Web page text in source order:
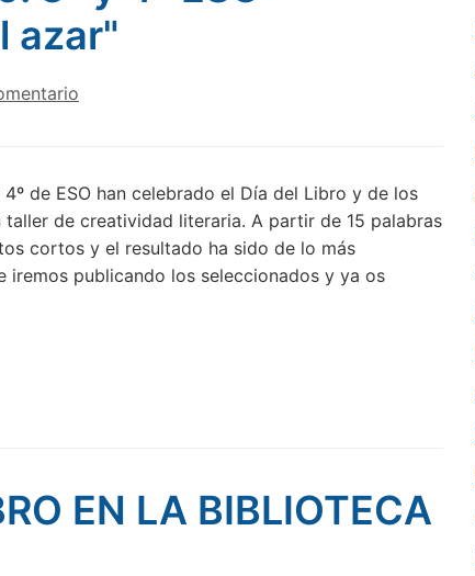
azar"
de ESO han celebrado el Día del Libro y de los
taller de creatividad literaria. A partir de 15 palabras
cortos y el resultado ha sido de lo más
iremos publicando los seleccionados y ya os
EN LA BIBLIOTECA